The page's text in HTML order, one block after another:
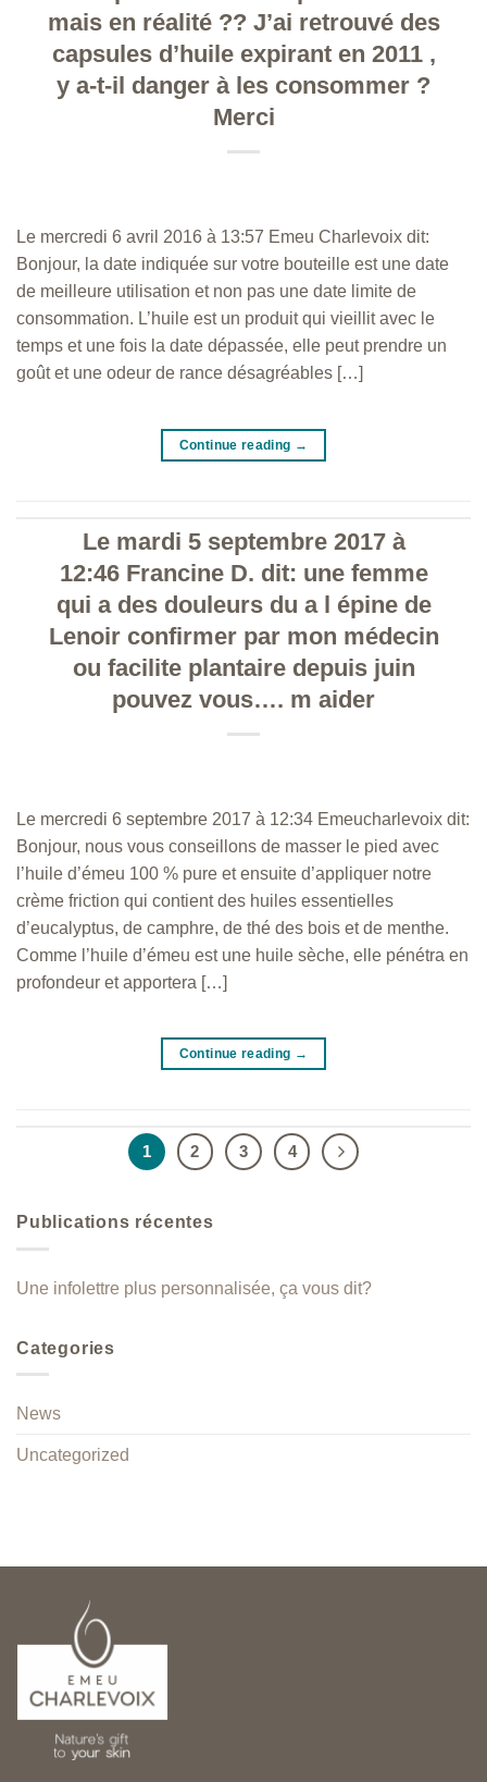
mais en réalité ?? J’ai retrouvé des
capsules d’huile expirant en 2011 ,
y a-t-il danger à les consommer ?
Merci
Le mercredi 6 avril 2016 à 13:57 Emeu Charlevoix dit:
Bonjour, la date indiquée sur votre bouteille est une date
de meilleure utilisation et non pas une date limite de
consommation. L’huile est un produit qui vieillit avec le
temps et une fois la date dépassée, elle peut prendre un
goût et une odeur de rance désagréables […]
Continue reading →
Le mardi 5 septembre 2017 à
12:46 Francine D. dit: une femme
qui a des douleurs du a l épine de
Lenoir confirmer par mon médecin
ou facilite plantaire depuis juin
pouvez vous…. m aider
Le mercredi 6 septembre 2017 à 12:34 Emeucharlevoix dit:
Bonjour, nous vous conseillons de masser le pied avec
l’huile d’émeu 100 % pure et ensuite d’appliquer notre
crème friction qui contient des huiles essentielles
d’eucalyptus, de camphre, de thé des bois et de menthe.
Comme l’huile d’émeu est une huile sèche, elle pénétra en
profondeur et apportera […]
Continue reading →
1 2 3 4
Publications récentes
Une infolettre plus personnalisée, ça vous dit?
Categories
News
Uncategorized